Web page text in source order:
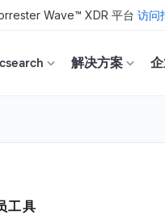
Wave™ XDR 平台 访问
解决方案
工具